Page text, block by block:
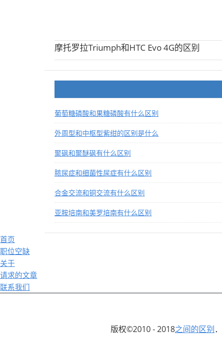
摩托罗拉Triumph和HTC Evo 4G的区别
葡萄糖磷酸和果糖磷酸有什么区别
外周型和中枢型紫绀的区别是什么
聚砜和聚醚砜有什么区别
脓尿症和细菌性尿症有什么区别
合金交流和铜交流有什么区别
亚胺培南和美罗培南有什么区别
首页
职位空缺
关于
请求的文章
联系我们
版权©2010 - 2018之间的区别